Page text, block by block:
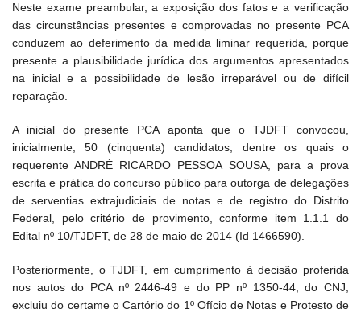
Neste exame preambular, a exposição dos fatos e a verificação
das circunstâncias presentes e comprovadas no presente PCA
conduzem ao deferimento da medida liminar requerida, porque
presente a plausibilidade jurídica dos argumentos apresentados
na inicial e a possibilidade de lesão irreparável ou de difícil
reparação.
A inicial do presente PCA aponta que o TJDFT convocou,
inicialmente, 50 (cinquenta) candidatos, dentre os quais o
requerente ANDRÉ RICARDO PESSOA SOUSA, para a prova
escrita e prática do concurso público para outorga de delegações
de serventias extrajudiciais de notas e de registro do Distrito
Federal, pelo critério de provimento, conforme item 1.1.1 do
Edital nº 10/TJDFT, de 28 de maio de 2014 (Id 1466590).
Posteriormente, o TJDFT, em cumprimento à decisão proferida
nos autos do PCA nº 2446-49 e do PP nº 1350-44, do CNJ,
excluiu do certame o Cartório do 1º Ofício de Notas e Protesto de